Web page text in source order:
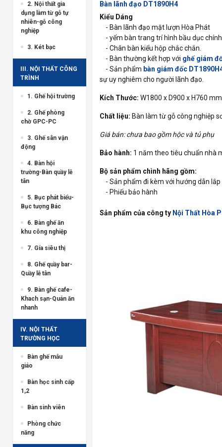
2. Nội thất gia
dụng làm từ gỗ tự
nhiên-gỗ công
nghiệp
3. Két bạc
III. NỘI THẤT CÔNG
TRÌNH
1. Ghế hội trường
2. Ghế phòng
chờ GPC-PC
3. Ghế sân vận
động
4. Bàn hội
trường-Bàn quầy lễ
tân
5. Bục phát biểu-
Bục tượng Bác
6. Bàn ghế ăn
khu công nghiệp
7. Gía siêu thị
8. Ghế quầy bar-
Quầy lễ tân
9. Bàn ghế cafe-
Khach sạn-Quán ăn
nhanh
IV. NỘI THẤT
TRƯỜNG HỌC
Bàn ghế mẫu
giáo
Bàn học sinh cấp
1,2
Bàn sinh viên
Phòng chức
năng
Bàn lãnh đạo DT1890H4
Kiểu Dáng
- Bàn lãnh đạo mặt lượn Hòa Phát
- yếm bàn trang trí hình bầu dục
- Chân bàn kiểu hộp chắc chắn.
- Bàn thường kết hợp với ghế giám
- Sản phẩm bàn giám đốc
sự uy nghiêm cho người lãnh đạo.
Kích Thước: W1800 x D900 x H760 mm
Chất liệu: Bàn làm từ gỗ công nghiệp
Giá bán: chưa bao gồm hộc và tủ phụ
Bảo hành: 1 năm theo tiêu chuẩn nhà
Bộ sản phẩm chình hãng gồm:
- Sản phẩm đi kèm với hướng dẫn lắp
- Phiếu bảo hành
Sản phẩm của công ty Nội Thất Hòa